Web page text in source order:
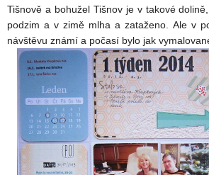
Tišnově a bohužel Tišnov je v takové
podzim a v zimě mlha a zataženo. Ale v
návštěvu známí a počasí bylo jak